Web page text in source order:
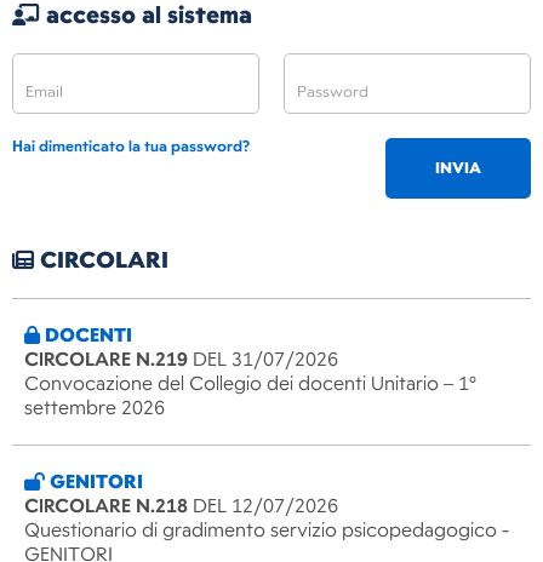
accesso al sistema
Hai dimenticato la tua password?
INVIA
CIRCOLARI
DOCENTI
CIRCOLARE N.219 DEL 31/07/2026
Convocazione del Collegio dei docenti Unitario – 1°
settembre 2026
GENITORI
CIRCOLARE N.218 DEL 12/07/2026
Questionario di gradimento servizio psicopedagogico -
GENITORI